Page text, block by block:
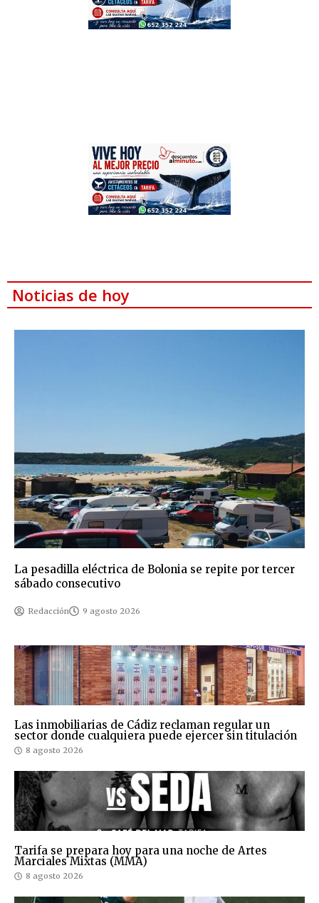
Noticias de hoy
La pesadilla eléctrica de Bolonia se repite por tercer
sábado consecutivo
Redacción 9 agosto 2026
Las inmobiliarias de Cádiz reclaman regular un
sector donde cualquiera puede ejercer sin titulación
8 agosto 2026
Tarifa se prepara hoy para una noche de Artes
Marciales Mixtas (MMA)
8 agosto 2026